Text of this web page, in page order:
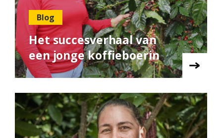
Blog
Het succesverhaal van
een jonge koffieboerin